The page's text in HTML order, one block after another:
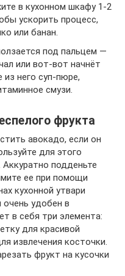
в кухонном шкафу 1-2
ускорить процесс,
или банан.
под пальцем —
или вот-вот начнёт
из него суп-пюре,
смузи.
фрукта
авокадо, если он
для этого
подденьте
ее при помощи
кухонной утвари
удобен в
в себя три элемента:
для красивой
извлечения косточки.
фрукт на кусочки